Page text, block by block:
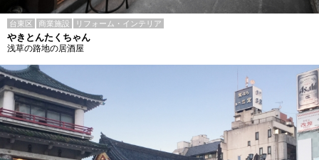
台東区 商業施設 リフォーム・インテリア
やきとんたくちゃん
浅草の路地の居酒屋